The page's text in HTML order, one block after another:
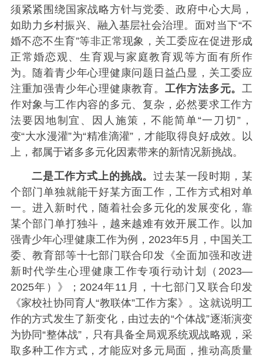
须紧紧围绕国家战略方针与党委、政府中心大局，
如助力乡村振兴、融入基层社会治理。面对当下“不
婚不恋不生育”等非正常现象，关工委应在促进形成
正常婚恋观、生育观与家庭教育观等方面有所作
为。随着青少年心理健康问题日益凸显，关工委应
注重加强青少年心理健康教育。 工作方法多元。 工
作对象与工作内容的多元、复杂，必然要求工作方
法要因地制宜、因人施策，不能简单“一刀切”，
变“大水漫灌”为“精准滴灌”，才能取得良好成效。以
上，都属于诸多多元化因素带来的新情况新挑战。
二是工作方式上的挑战。过去某一段时期，某
个部门单独就能干好某方面工作，工作方式相对单
一。进入新时代，随着社会多元化的发展变化，靠
某个部门单打独斗，越来越难有效开展工作。以加
强青少年心理健康工作为例，2023年5月，中国关工
委、教育部等十七部门联合印发《全面加强和改进
新时代学生心理健康工作专项行动计划（2023—
2025年）》；2024年11月，十七部门又联合印发
《家校社协同育人“教联体”工作方案》。这就说明工
作的方式发生了新变化，由过去的“个体战”逐渐演变
为协同“整体战”，只有具备全局观系统观战略观，采
取多种工作方式，才能应对多元局面，推动高质量